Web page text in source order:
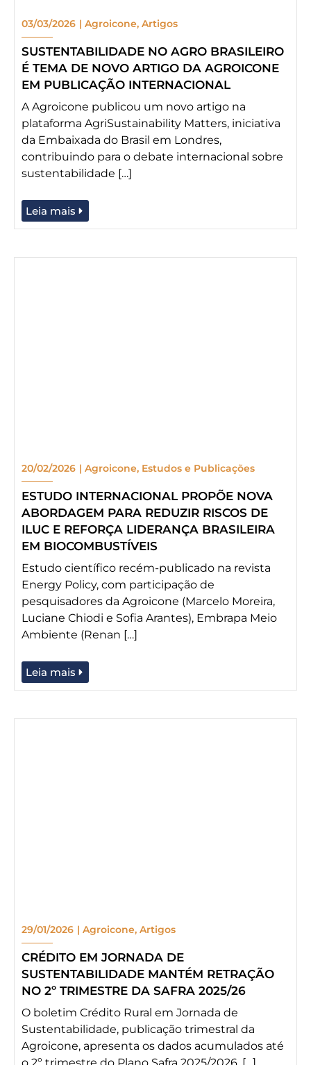
03/03/2026 | Agroicone, Artigos
SUSTENTABILIDADE NO AGRO BRASILEIRO
É TEMA DE NOVO ARTIGO DA AGROICONE
EM PUBLICAÇÃO INTERNACIONAL
A Agroicone publicou um novo artigo na
plataforma AgriSustainability Matters, iniciativa
da Embaixada do Brasil em Londres,
contribuindo para o debate internacional sobre
sustentabilidade […]
Leia mais
20/02/2026 | Agroicone, Estudos e Publicações
ESTUDO INTERNACIONAL PROPÕE NOVA
ABORDAGEM PARA REDUZIR RISCOS DE
ILUC E REFORÇA LIDERANÇA BRASILEIRA
EM BIOCOMBUSTÍVEIS
Estudo científico recém-publicado na revista
Energy Policy, com participação de
pesquisadores da Agroicone (Marcelo Moreira,
Luciane Chiodi e Sofia Arantes), Embrapa Meio
Ambiente (Renan […]
Leia mais
29/01/2026 | Agroicone, Artigos
CRÉDITO EM JORNADA DE
SUSTENTABILIDADE MANTÉM RETRAÇÃO
NO 2º TRIMESTRE DA SAFRA 2025/26
O boletim Crédito Rural em Jornada de
Sustentabilidade, publicação trimestral da
Agroicone, apresenta os dados acumulados até